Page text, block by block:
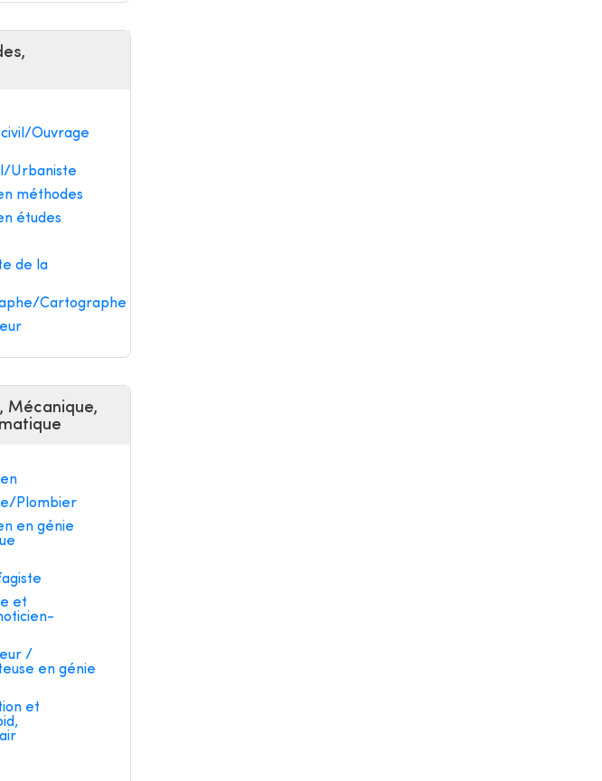
Ouvrage
Urbaniste
méthodes
études
de la
Cartographe
Mécanique,
Plombier
en génie
et
/
en génie
et